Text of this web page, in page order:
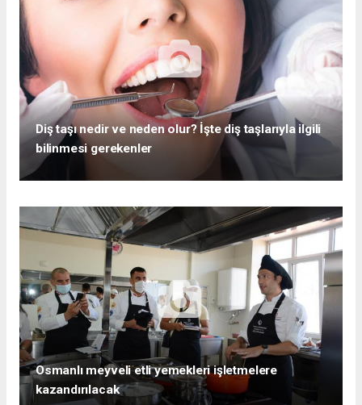
Diş taşı nedir ve neden olur? İşte diş taşlarıyla ilgili
bilinmesi gerekenler
Osmanlı meyveli etli yemekleri işletmelere
kazandırılacak